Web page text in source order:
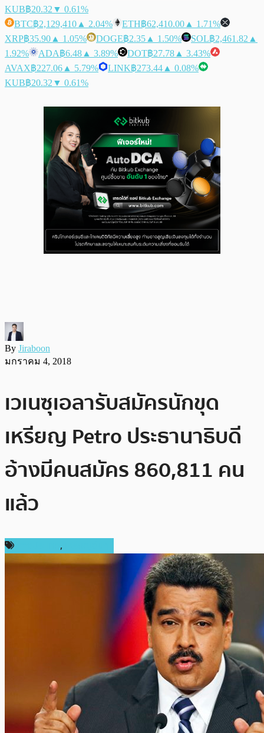
KUB฿20.32 ▼ 0.61%
BTC฿2,129,410 ▲ 2.04% ETH฿62,410.00 ▲ 1.71%
XRP฿35.90 ▲ 1.05% DOGE฿2.35 ▲ 1.50% SOL฿2,461.82 ▲
1.92%
ADA฿6.48 ▲ 3.89% DOT฿27.78 ▲ 3.43%
AVAX฿227.06 ▲ 5.79% LINK฿273.44 ▲ 0.08%
KUB฿20.32 ▼ 0.61%
By Jiraboon
มกราคม 4, 2018
เวเนซุเอลารับสมัครนักขุด
เหรียญ Petro ประธานาธิบดี
อ้างมีคนสมัคร 860,811 คน
แล้ว
,